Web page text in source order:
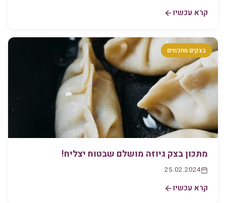
קרא עכשיו
בצקים מתכונים
מתכון בצק גיוזה מושלם שבטוח יצליח!
25.02.2024
קרא עכשיו